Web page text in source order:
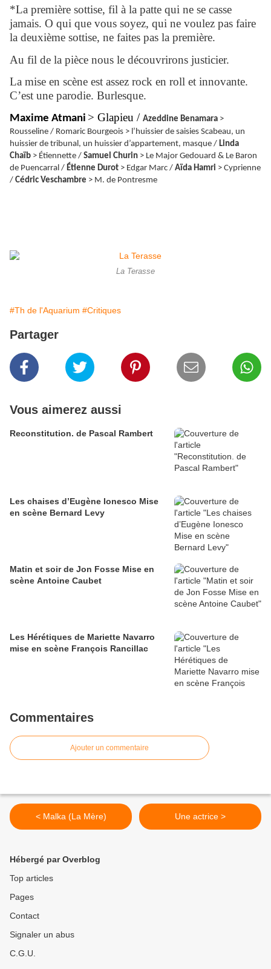
*La première sottise, fil à la patte qui ne se casse
jamais. O qui que vous soyez, qui ne voulez pas faire
la deuxième sottise, ne faites pas la première.
Au fil de la pièce nous le découvrirons justicier.
La mise en scène est assez rock en roll et innovante.
C’est une parodie. Burlesque.
Maxime Atmani > Glapieu / Azeddine Benamara >
Rousseline / Romaric Bourgeois > l’huissier de saisies Scabeau, un
huissier de tribunal, un huissier d’appartement, masque / Linda
Chaïb > Étiennette / Samuel Churin > Le Major Gedouard & Le Baron
de Puencarral / Étienne Durot > Edgar Marc / Aïda Hamri > Cyprienne
/ Cédric Veschambre > M. de Pontresme
La Terasse
#Th de l'Aquarium #Critiques
Partager
Vous aimerez aussi
Reconstitution. de Pascal Rambert
Les chaises d’Eugène Ionesco Mise
en scène Bernard Levy
Matin et soir de Jon Fosse Mise en
scène Antoine Caubet
Les Hérétiques de Mariette Navarro
mise en scène François Rancillac
Commentaires
Ajouter un commentaire
< Malka (La Mère) Une actrice >
Hébergé par Overblog
Top articles
Pages
Contact
Signaler un abus
C.G.U.